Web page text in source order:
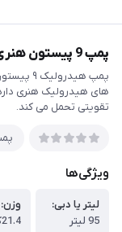
پمپ 9 پیستون هنری 95 لیتر 350بار
های هیدرولیک هنری
تقویتی تحمل می کند.
ویژگی‌ها
لیتر یا دبی:
95 لیتر
وزن:
21.4کیلوگرم